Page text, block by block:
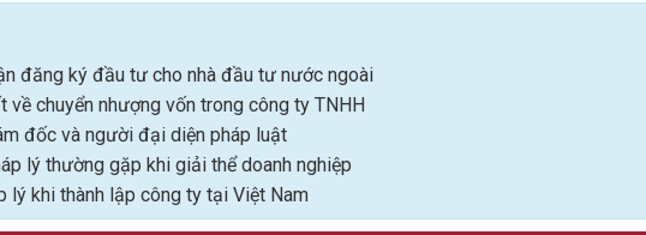
đăng ký đầu tư cho nhà đầu tư nước ngoài
về chuyển nhượng vốn trong công ty TNHH
đốc và người đại diện pháp luật
lý thường gặp khi giải thể doanh nghiệp
lý khi thành lập công ty tại Việt Nam